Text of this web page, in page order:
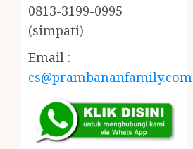
0813-3199-0995
(simpati)
Email :
cs@prambananfamily.com